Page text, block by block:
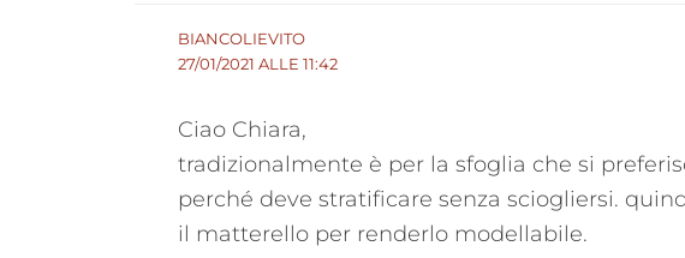
BIANCOLIEVITO
27/01/2021 ALLE 11:42
Ciao Chiara,
tradizionalmente è per la sfoglia che si
perché deve stratificare senza sciogliersi.
il matterello per renderlo modellabile.